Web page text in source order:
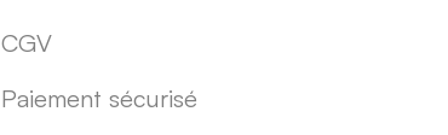
CGV
Paiement sécurisé